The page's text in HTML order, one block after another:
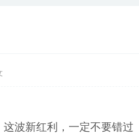
波新红利，一定不要错过